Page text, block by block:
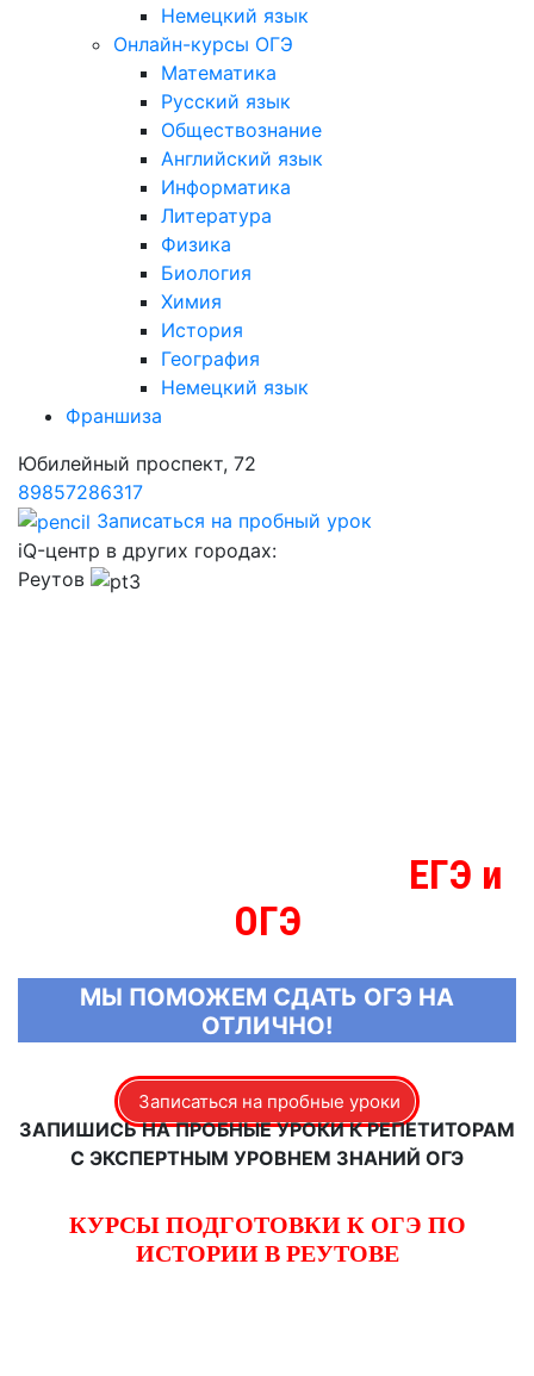
Немецкий язык
Онлайн-курсы ОГЭ
Математика
Русский язык
Обществознание
Английский язык
Информатика
Литература
Физика
Биология
Химия
История
География
Немецкий язык
Франшиза
Юбилейный проспект, 72
89857286317
Записаться на пробный урок
iQ-центр в других городах:
Реутов
ЕГЭ и
ОГЭ
МЫ ПОМОЖЕМ СДАТЬ ОГЭ НА
ОТЛИЧНО!
Записаться на пробные уроки
ЗАПИШИСЬ НА ПРОБНЫЕ УРОКИ К РЕПЕТИТОРАМ
С ЭКСПЕРТНЫМ УРОВНЕМ ЗНАНИЙ ОГЭ
КУРСЫ ПОДГОТОВКИ К ОГЭ ПО
ИСТОРИИ В РЕУТОВЕ